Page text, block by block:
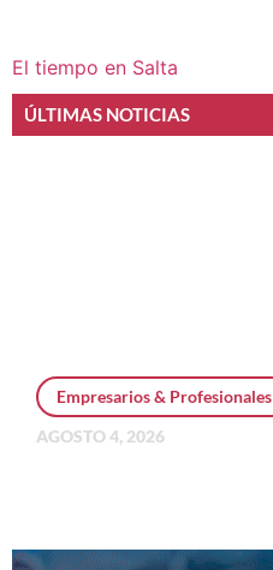
El tiempo en Salta
ÚLTIMAS NOTICIAS
Empresarios & Profesionales
AGOSTO 4, 2026